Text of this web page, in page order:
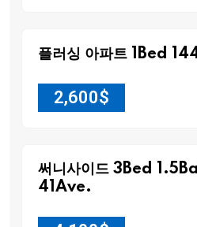
플러싱 아파트 1Bed
2,600$
써니사이드 3Bed
41Ave.